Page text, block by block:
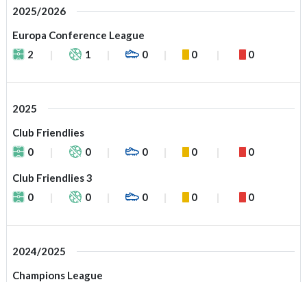
2025/2026
Europa Conference League
2
1 0 0 0
2025
Club Friendlies
0
0 0 0 0
Club Friendlies 3
0
0 0 0 0
2024/2025
Champions League